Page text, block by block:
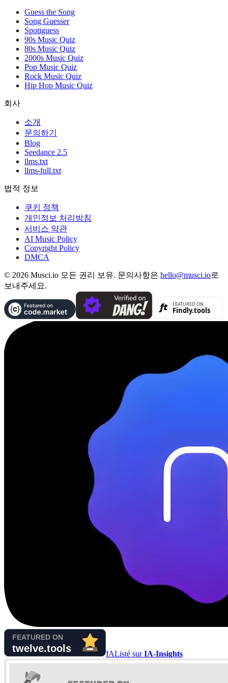
Guess the Song
Song Guesser
Spotiguess
90s Music Quiz
80s Music Quiz
2000s Music Quiz
Pop Music Quiz
Rock Music Quiz
Hip Hop Music Quiz
회사
소개
문의하기
Blog
Seedance 2.5
llms.txt
llms-full.txt
법적 정보
쿠키 정책
개인정보 처리방침
서비스 약관
AI Music Policy
Copyright Policy
DMCA
© 2026 Musci.io 모든 권리 보유. 문의사항은 hello@musci.io로
보내주세요.
IAListé surIA-Insights